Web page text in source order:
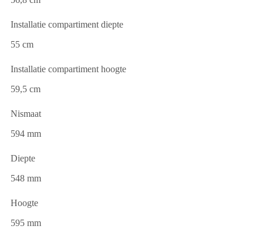
Installatie compartiment diepte
55 cm
Installatie compartiment hoogte
59,5 cm
Nismaat
594 mm
Diepte
548 mm
Hoogte
595 mm